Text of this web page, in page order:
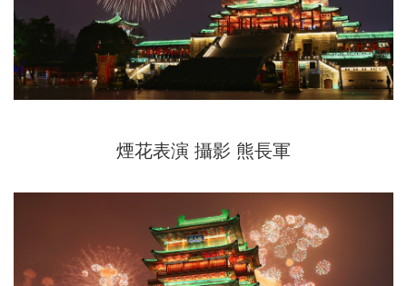
煙花表演 攝影 熊長軍